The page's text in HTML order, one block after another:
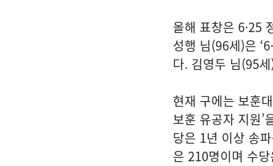
올해 표창은 6·25
성행 님(96세)은
다. 김영두 님(95
현재 구에는 보훈
보훈 유공자 지원
당은 1년 이상 송
은 210명이며 수